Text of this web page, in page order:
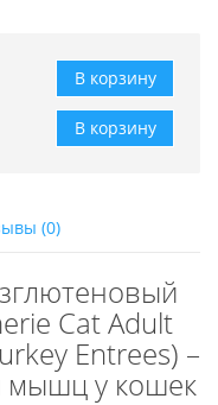
В корзину
В корзину
(0)
Cat Adult
Entrees) –
мышц у кошек